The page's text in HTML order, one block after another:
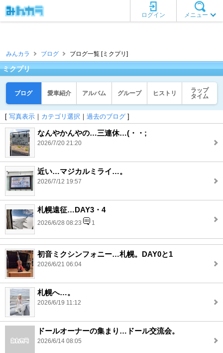
メニュー
ログイン
みんカラ ブログ ブログ一覧 [ミクプリ]
ミクプリ
ブログ 愛車紹介 アルバム グループ ヒストリ
ラップ
タイム
[ 写真表示 ｜ カテゴリ選択 ｜ 過去のブログ ]
なんやかんやの…三連休…(・・;
2026/7/20 21:20
近い…マジカルミライ…。
2026/7/12 19:57
札幌遠征…DAY3・4
2026/6/28 08:23 1
初音ミクシンフォニー…札幌。DAY0と1
2026/6/21 06:04
札幌へ…。
2026/6/19 11:12
ドールオーナーの集まり…ドール交流会。
2026/6/14 08:05